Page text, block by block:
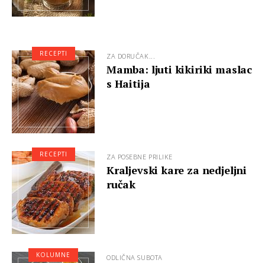
ZA DORUČAK...
Mamba: ljuti kikiriki maslac
s Haitija
RECEPTI
ZA POSEBNE PRILIKE
Kraljevski kare za nedjeljni
ručak
RECEPTI
ODLIČNA SUBOTA
KOLUMNE